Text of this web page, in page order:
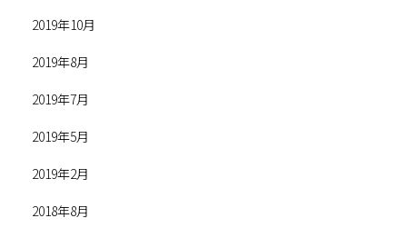
2019年10月
2019年8月
2019年7月
2019年5月
2019年2月
2018年8月